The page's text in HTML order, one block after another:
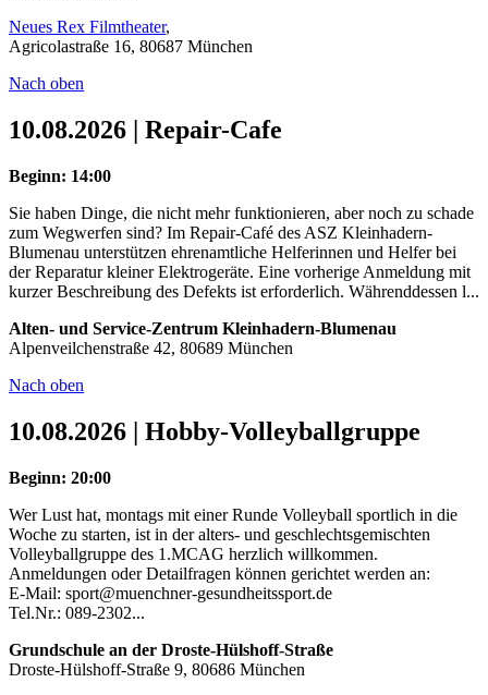
Neues Rex Filmtheater,
Agricolastraße 16, 80687 München
Nach oben
10.08.2026 | Repair-Cafe
Beginn: 14:00
Sie haben Dinge, die nicht mehr funktionieren, aber noch zu schade
zum Wegwerfen sind? Im Repair-Café des ASZ Kleinhadern-
Blumenau unterstützen ehrenamtliche Helferinnen und Helfer bei
der Reparatur kleiner Elektrogeräte. Eine vorherige Anmeldung mit
kurzer Beschreibung des Defekts ist erforderlich. Währenddessen l...
Alten- und Service-Zentrum Kleinhadern-Blumenau
Alpenveilchenstraße 42, 80689 München
Nach oben
10.08.2026 | Hobby-Volleyballgruppe
Beginn: 20:00
Wer Lust hat, montags mit einer Runde Volleyball sportlich in die
Woche zu starten, ist in der alters- und geschlechtsgemischten
Volleyballgruppe des 1.MCAG herzlich willkommen.
Anmeldungen oder Detailfragen können gerichtet werden an:
E-Mail: sport@muenchner-gesundheitssport.de
Tel.Nr.: 089-2302...
Grundschule an der Droste-Hülshoff-Straße
Droste-Hülshoff-Straße 9, 80686 München